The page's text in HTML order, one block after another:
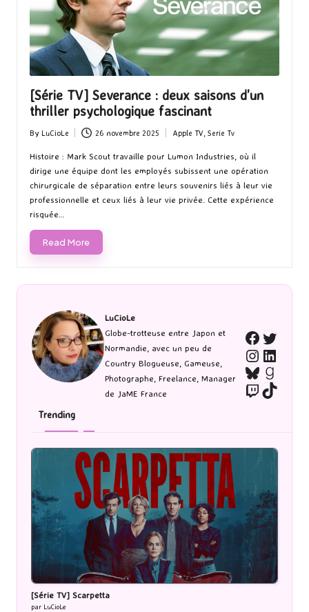
[Série TV] Severance : deux saisons d’un
thriller psychologique fascinant
Posted
by
By LuCioLe 26 novembre 2025
Posted
Apple TV, Serie Tv
Histoire : Mark Scout travaille pour Lumon Industries, où il
dirige une équipe dont les employés subissent une opération
chirurgicale de séparation entre leurs souvenirs liés à leur vie
professionnelle et ceux liés à leur vie privée. Cette expérience
risquée…
Read More
LuCioLe
Globe-trotteuse entre Japon et
Normandie, avec un peu de
Country Blogueuse, Gameuse,
Photographe, Freelance, Manager
de JaME France
Bluesky
TwitchTikTok
Trending
[Série TV] Scarpetta
par LuCioLe